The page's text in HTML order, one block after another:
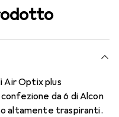
Air Optix plus
da 6 di Alcon
altamente traspiranti.